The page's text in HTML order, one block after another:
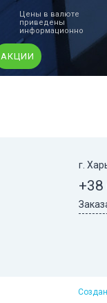
Цены в валюте
приведены
информационно
АКЦИИ
г.
+38